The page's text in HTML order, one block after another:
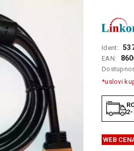
Ident:
EAN:
*uslovi
2-
WEB